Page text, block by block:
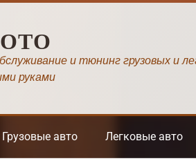
и тюнинг грузовых и
руками
Грузовые авто Легковые авто